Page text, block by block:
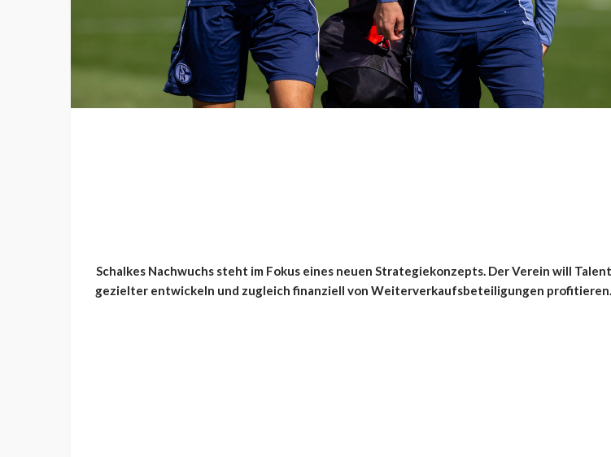
Schalkes Nachwuchs steht im Fokus eines neuen Strategiekonzepts. Der Verein will
gezielter entwickeln und zugleich finanziell von Weiterverkaufsbeteiligungen profitieren.